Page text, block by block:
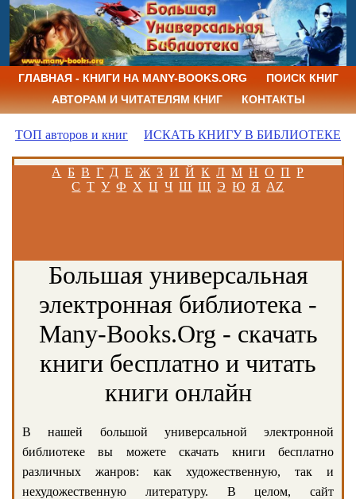
ГЛАВНАЯ - КНИГИ НА MANY-BOOKS.ORG
ПОИСК КНИГ
АВТОРАМ И ЧИТАТЕЛЯМ КНИГ
КОНТАКТЫ
ТОП авторов и книг ИСКАТЬ КНИГУ В БИБЛИОТЕКЕ
А Б В Г Д Е Ж З И Й К Л М Н О П Р
С Т У Ф Х Ц Ч Ш Щ Э Ю Я AZ
Большая универсальная
электронная библиотека -
Many-Books.Org - скачать
книги бесплатно и читать
книги онлайн
В нашей большой универсальной электронной
библиотеке вы можете скачать книги бесплатно
различных жанров: как художественную, так и
нехудожественную литературу. В целом, сайт